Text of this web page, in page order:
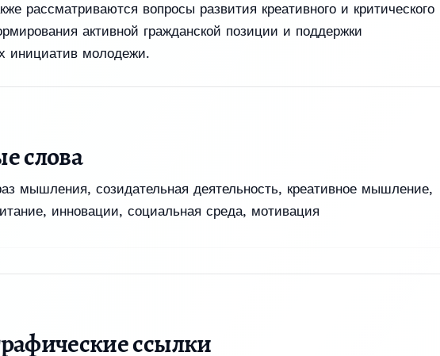
рассматриваются вопросы развития креативного и критического
активной гражданской позиции и поддержки
инициатив молодежи.
слова
мышления, созидательная деятельность, креативное мышление,
, инновации, социальная среда, мотивация
ссылки